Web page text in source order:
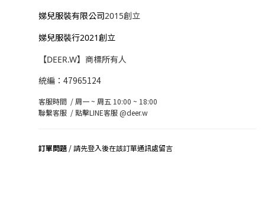
娣兒服裝有限公司2015創立
娣兒服裝行2021創立
【DEER.W】商標所有人
統編：47965124
客服時間 / 周一 ~ 周五 10:00 ~ 18:00
聯繫客服 /點擊LINE客服 @deer.w
訂單問題 / 請先登入後在該訂單通訊處留言